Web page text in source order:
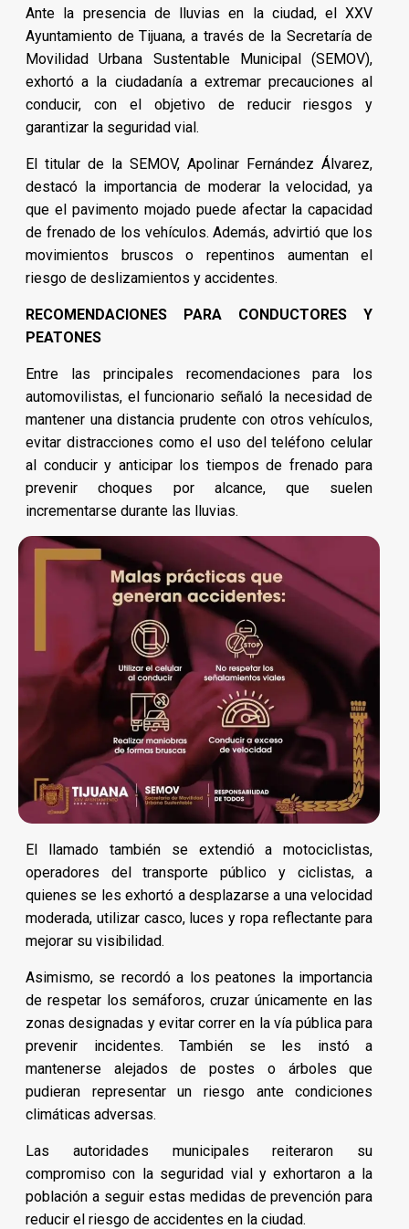
Ante la presencia de lluvias en la ciudad, el XXV
Ayuntamiento de Tijuana, a través de la Secretaría de
Movilidad Urbana Sustentable Municipal (SEMOV),
exhortó a la ciudadanía a extremar precauciones al
conducir, con el objetivo de reducir riesgos y
garantizar la seguridad vial.
El titular de la SEMOV, Apolinar Fernández Álvarez,
destacó la importancia de moderar la velocidad, ya
que el pavimento mojado puede afectar la capacidad
de frenado de los vehículos. Además, advirtió que los
movimientos bruscos o repentinos aumentan el
riesgo de deslizamientos y accidentes.
RECOMENDACIONES PARA CONDUCTORES Y
PEATONES
Entre las principales recomendaciones para los
automovilistas, el funcionario señaló la necesidad de
mantener una distancia prudente con otros vehículos,
evitar distracciones como el uso del teléfono celular
al conducir y anticipar los tiempos de frenado para
prevenir choques por alcance, que suelen
incrementarse durante las lluvias.
El llamado también se extendió a motociclistas,
operadores del transporte público y ciclistas, a
quienes se les exhortó a desplazarse a una velocidad
moderada, utilizar casco, luces y ropa reflectante para
mejorar su visibilidad.
Asimismo, se recordó a los peatones la importancia
de respetar los semáforos, cruzar únicamente en las
zonas designadas y evitar correr en la vía pública para
prevenir incidentes. También se les instó a
mantenerse alejados de postes o árboles que
pudieran representar un riesgo ante condiciones
climáticas adversas.
Las autoridades municipales reiteraron su
compromiso con la seguridad vial y exhortaron a la
población a seguir estas medidas de prevención para
reducir el riesgo de accidentes en la ciudad.